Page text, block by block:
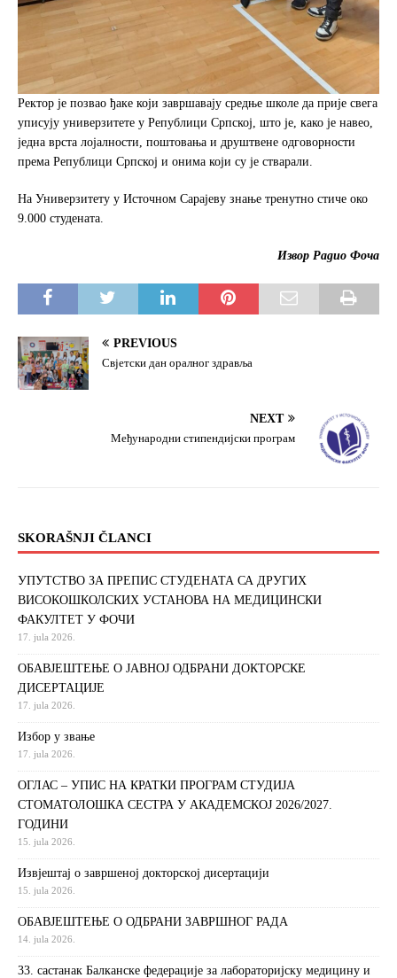
Ректор је позвао ђаке који завршавају средње школе да прије свега
уписују универзитете у Републици Српској, што је, како је навео,
једна врста лојалности, поштовања и друштвене одговорности
према Републици Српској и онима који су је стварали.
На Универзитету у Источном Сарајеву знање тренутно стиче око
9.000 студената.
Извор Радио Фоча
PREVIOUS
Свјетски дан оралног здравља
NEXT
Међународни стипендијски програм
SKORAŠNJI ČLANCI
УПУТСТВО ЗА ПРЕПИС СТУДЕНАТА СА ДРУГИХ
ВИСОКОШКОЛСКИХ УСТАНОВА НА МЕДИЦИНСКИ
ФАКУЛТЕТ У ФОЧИ
17. jula 2026.
ОБАВЈЕШТЕЊЕ О ЈАВНОЈ ОДБРАНИ ДОКТОРСКЕ
ДИСЕРТАЦИЈЕ
17. jula 2026.
Избор у звање
17. jula 2026.
ОГЛАС – УПИС НА КРАТКИ ПРОГРАМ СТУДИЈА
СТОМАТОЛОШКА СЕСТРА У АКАДЕМСКОЈ 2026/2027.
ГОДИНИ
15. jula 2026.
Извjeштaj o зaвршeнoj дoктoрскoj дисeртaциjи
15. jula 2026.
ОБАВЈЕШТЕЊЕ О ОДБРАНИ ЗАВРШНОГ РАДА
14. jula 2026.
33. састанак Балканске федерације за лабораторијску медицину и